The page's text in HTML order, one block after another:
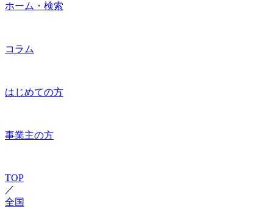
ホーム・検索
コラム
はじめての方
事業主の方
TOP
／
全国